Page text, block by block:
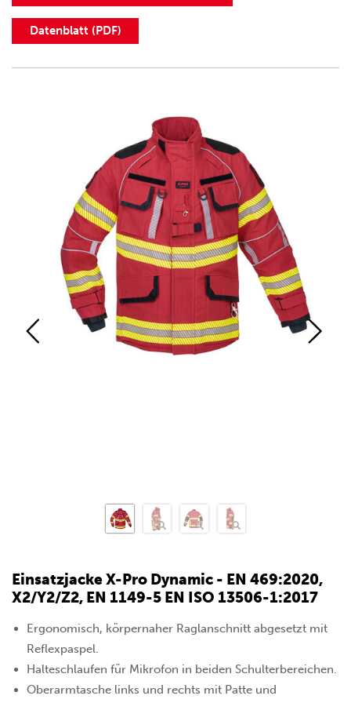
Datenblatt (PDF)
Einsatzjacke X-Pro Dynamic - EN 469:2020,
X2/Y2/Z2, EN 1149-5 EN ISO 13506-1:2017
Ergonomisch, körpernaher Raglanschnitt abgesetzt mit
Reflexpaspel.
Halteschlaufen für Mikrofon in beiden Schulterbereichen.
Oberarmtasche links und rechts mit Patte und